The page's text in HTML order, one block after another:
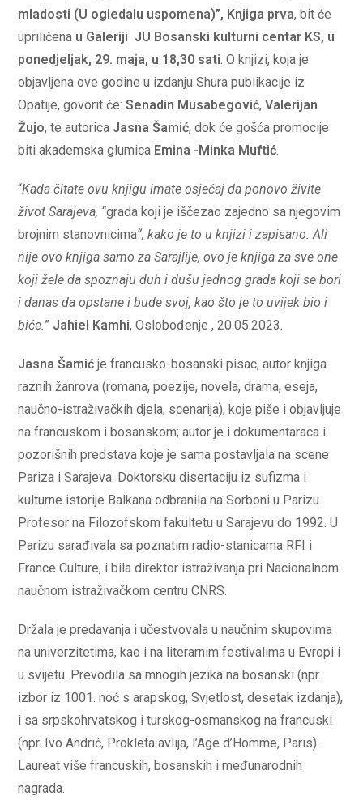
mladosti (U ogledalu uspomena)”, Knjiga prva, bit će
upriličena u Galeriji JU Bosanski kulturni centar KS, u
ponedjeljak, 29. maja, u 18,30 sati. O knjizi, koja je
objavljena ove godine u izdanju Shura publikacije iz
Opatije, govorit će:Senadin Musabegović,Valerijan
Žujo, te autorica Jasna Šamić, dok će gošća promocije
biti akademska glumica Emina -Minka Muftić.
“Kada čitate ovu knjigu imate osjećaj da ponovo živite
život Sarajeva, “grada koji je iščezao zajedno sa njegovim
brojnim stanovnicima“, kako je to u knjizi i zapisano. Ali
nije ovo knjiga samo za Sarajlije, ovo je knjiga za sve one
koji žele da spoznaju duh i dušu jednog grada koji se bori
i danas da opstane i bude svoj, kao što je to uvijek bio i
biće.” Jahiel Kamhi, Oslobođenje , 20.05.2023.
Jasna Šamić je francusko-bosanski pisac, autor knjiga
raznih žanrova (romana, poezije, novela, drama, eseja,
naučno-istraživačkih djela, scenarija), koje piše i objavljuje
na francuskom i bosanskom; autor je i dokumentaraca i
pozorišnih predstava koje je sama postavljala na scene
Pariza i Sarajeva. Doktorsku disertaciju iz sufizma i
kulturne istorije Balkana odbranila na Sorboni u Parizu.
Profesor na Filozofskom fakultetu u Sarajevu do 1992. U
Parizu sarađivala sa poznatim radio-stanicama RFI i
France Culture, i bila direktor istraživanja pri Nacionalnom
naučnom istraživačkom centru CNRS.
Držala je predavanja i učestvovala u naučnim skupovima
na univerzitetima, kao i na literarnim festivalima u Evropi i
u svijetu. Prevodila sa mnogih jezika na bosanski (npr.
izbor iz 1001. noć s arapskog, Svjetlost, desetak izdanja),
i sa srpskohrvatskog i turskog-osmanskog na francuski
(npr. Ivo Andrić, Prokleta avlija, l’Age d’Homme, Paris).
Laureat više francuskih, bosanskih i međunarodnih
nagrada.